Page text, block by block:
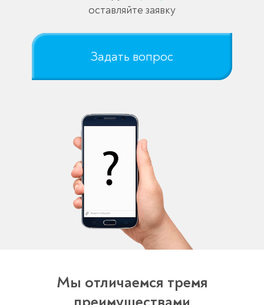
оставляйте заявку
Задать вопрос
Мы отличаемся тремя